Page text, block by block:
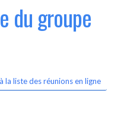
du groupe
la liste des réunions en ligne